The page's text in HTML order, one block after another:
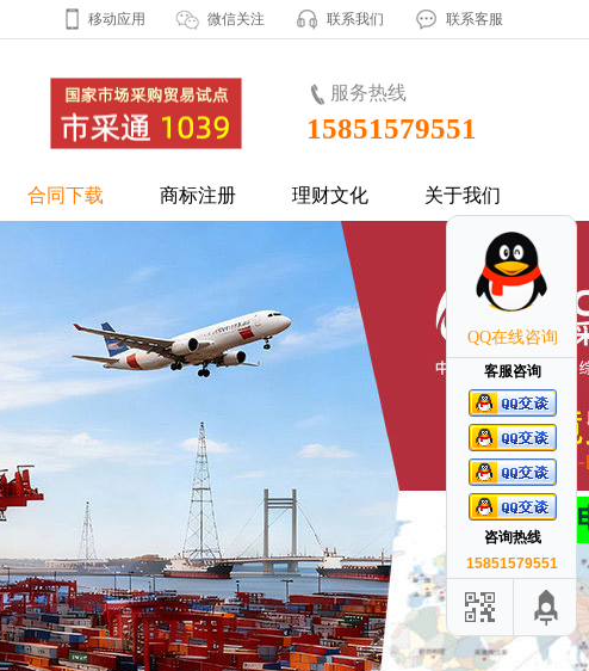
移动应用 微信关注 联系我们 联系客服
服务热线
15851579551
合同下载 商标注册 理财文化 关于我们
QQ在线咨询
客服咨询
咨询热线
15851579551